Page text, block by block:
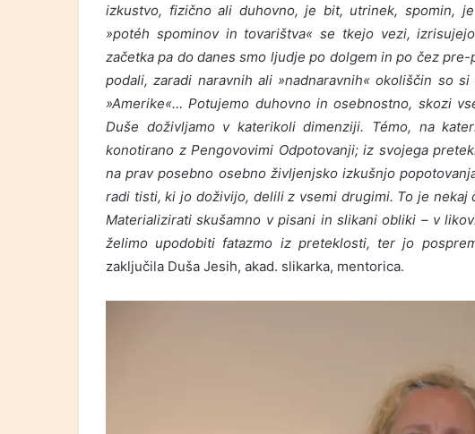
izkustvo, fizično ali duhovno, je bit, utrinek, spomin,
»potéh spominov in tovarištva« se tkejo vezi,
začetka pa do danes smo ljudje po dolgem in po čez
podali, zaradi naravnih ali »nadnaravnih« okoliščin so
»Amerike«… Potujemo duhovno in osebnostno, skozi
Duše doživljamo v katerikoli dimenziji. Témo, na
konotirano z Pengovovimi Odpotovanji; iz svojega
na prav posebno osebno življenjsko izkušnjo
radi tisti, ki jo doživijo, delili z vsemi drugimi. To je nekaj
Materializirati skušamno v pisani in slikani obliki – v
želimo upodobiti fatazmo iz preteklosti, ter jo
zaključila Duša Jesih, akad. slikarka, mentorica.